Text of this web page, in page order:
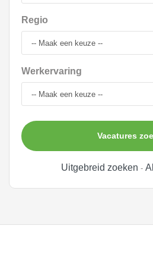
Regio
Werkervaring
Vacatures
Uitgebreid zoeken -